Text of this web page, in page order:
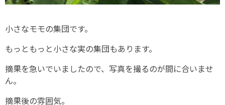
小さなモモの集団です。
もっともっと小さな実の集団もあります。
摘果を急いでいましたので、写真を撮るのが間に合いませ
ん。
摘果後の雰囲気。